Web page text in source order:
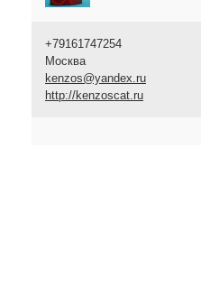
+79161747254
Москва
kenzos@yandex.ru
http://kenzoscat.ru